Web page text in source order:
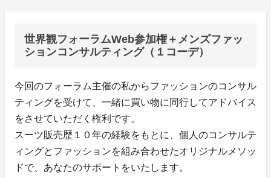
世界観フォーラムWeb参加権＋メンズファッ
ションコンサルティング（１コーデ）
今回のフォーラム主催の私からファッションのコンサル
ティングを受けて、一緒に買い物に同行してアドバイス
をさせていただく権利です。
スーツ販売歴１０年の経験をもとに、個人のコンサルテ
ィングとファッションを組み合わせたオリジナルメソッ
ドで、あなたのサポートをいたします。